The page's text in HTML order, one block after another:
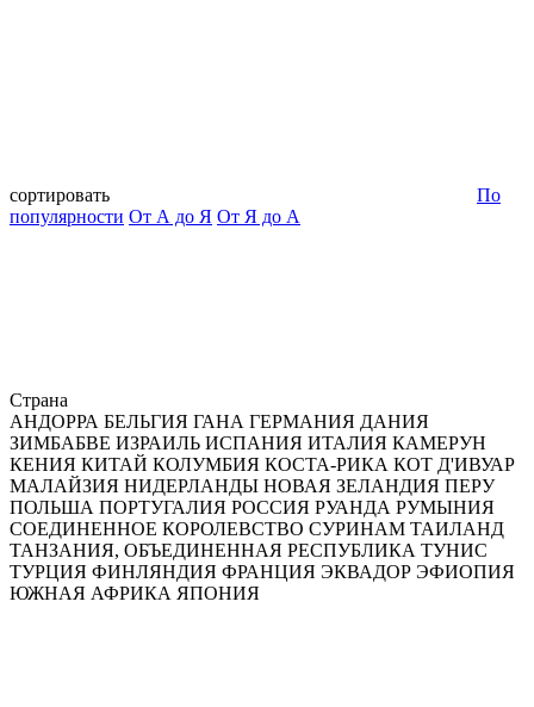
сортировать
По
популярности От А до Я От Я до А
Страна
АНДОРРА БЕЛЬГИЯ ГАНА ГЕРМАНИЯ ДАНИЯ
ЗИМБАБВЕ ИЗРАИЛЬ ИСПАНИЯ ИТАЛИЯ КАМЕРУН
КЕНИЯ КИТАЙ КОЛУМБИЯ КОСТА-РИКА КОТ Д'ИВУАР
МАЛАЙЗИЯ НИДЕРЛАНДЫ НОВАЯ ЗЕЛАНДИЯ ПЕРУ
ПОЛЬША ПОРТУГАЛИЯ РОССИЯ РУАНДА РУМЫНИЯ
СОЕДИНЕННОЕ КОРОЛЕВСТВО СУРИНАМ ТАИЛАНД
ТАНЗАНИЯ, ОБЪЕДИНЕННАЯ РЕСПУБЛИКА ТУНИС
ТУРЦИЯ ФИНЛЯНДИЯ ФРАНЦИЯ ЭКВАДОР ЭФИОПИЯ
ЮЖНАЯ АФРИКА ЯПОНИЯ